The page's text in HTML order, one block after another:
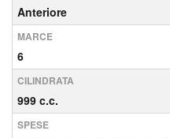
Anteriore
MARCE
6
CILINDRATA
999 c.c.
SPESE